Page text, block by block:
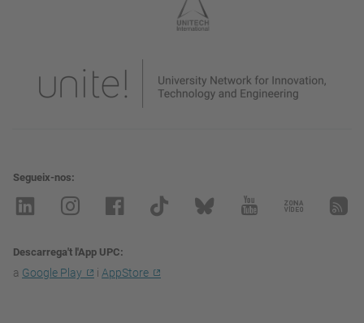
Segueix-nos
Descarrega't l'App UPC
a Google Play i AppStore